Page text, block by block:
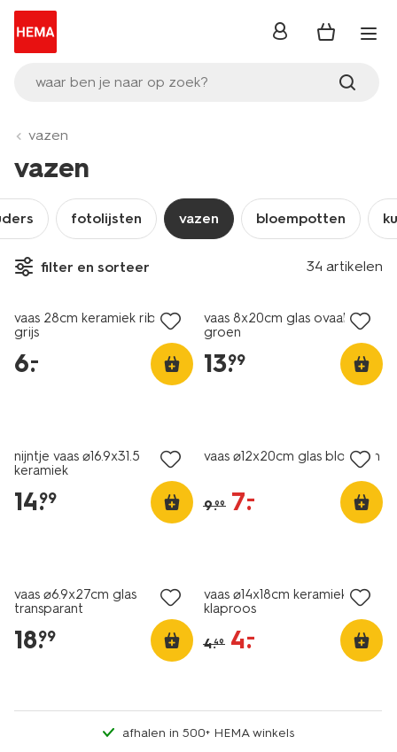
waar ben je naar op zoek?
inloggen
vazen
vazen
fotolijsten vazen bloempotten
filter en sorteer 34 artikelen
laag geprijsd
vaas 28cm keramiek ribbel
grijs
6.
–
vaas 8x20cm glas ovaal
groen
13.
99
nijntje vaas ⌀16.9x31.5
keramiek
14.
99
vaas ⌀12x20cm glas bloemen
9.99 7.
–
vaas ⌀6.9x27cm glas
transparant
18.
99
vaas ⌀14x18cm keramiek
klaproos
4.49 4.
–
afhalen in 500+ HEMA winkels